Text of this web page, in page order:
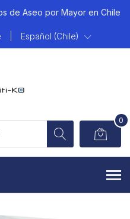
de Aseo por Mayor en Chile
Español (Chile)
0